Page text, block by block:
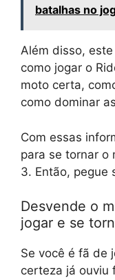
batalhas no
Além disso,
como jogar o
moto certa,
como dominar
Com essas
para se tornar o
3. Então, pegue
Desvende o
jogar e se
Se você é fã de
certeza já ouviu